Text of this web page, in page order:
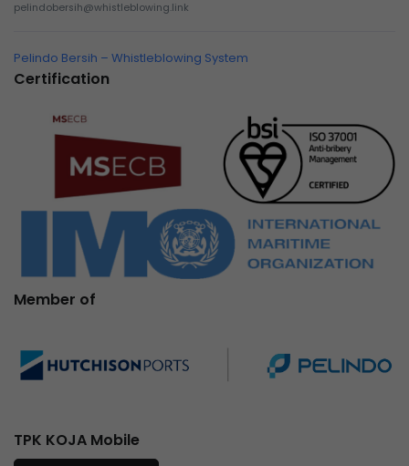
pelindobersih@whistleblowing.link
Pelindo Bersih – Whistleblowing System
Certification
Member of
TPK KOJA Mobile